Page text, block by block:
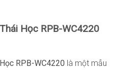
Học RPB-WC4220
RPB-WC4220 là một mẫu